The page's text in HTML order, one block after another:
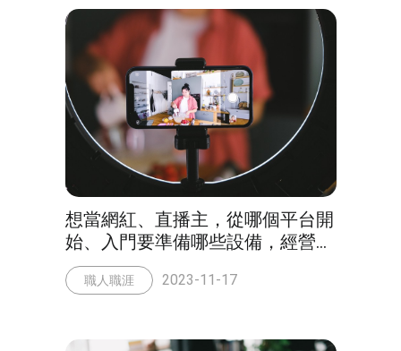
想當網紅、直播主，從哪個平台開
始、入門要準備哪些設備，經營模
式大公開！
職人職涯 2023-11-17